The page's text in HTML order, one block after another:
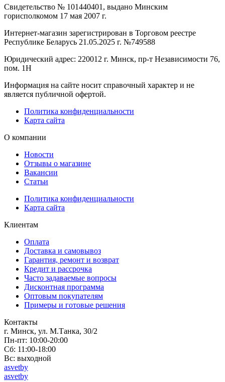
Свидетельство № 101440401, выдано Минским
горисполкомом 17 мая 2007 г.
Интернет-магазин зарегистрирован в Торговом реестре
Республике Беларусь 21.05.2025 г. №749588
Юридический адрес: 220012 г. Минск, пр-т Независимости 76,
пом. 1Н
Информация на сайте носит справочный характер и не
является публичной офертой.
Политика конфиденциальности
Карта сайта
О компании
Новости
Отзывы о магазине
Вакансии
Статьи
Политика конфиденциальности
Карта сайта
Клиентам
Оплата
Доставка и самовывоз
Гарантия, ремонт и возврат
Кредит и рассрочка
Часто задаваемые вопросы
Дисконтная программа
Оптовым покупателям
Примеры и готовые решения
Контакты
г. Минск, ул. М.Танка, 30/2
Пн-пт: 10:00-20:00
Сб: 11:00-18:00
Вс: выходной
asvetby
asvetby